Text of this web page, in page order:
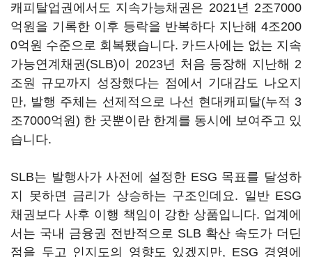
캐피탈업권에서도 지속가능채권은 2021년 2조7000
억원을 기록한 이후 등락을 반복하다 지난해 4조200
0억원 수준으로 회복됐습니다. 카드사에는 없는 지속
가능연계채권(SLB)이 2023년 처음 등장해 지난해 2
조원 규모까지 성장했다는 점에서 기대감도 나오지
만, 발행 주체는 선제적으로 나선 현대캐피탈(누적 3
조7000억원) 한 곳뿐이란 한계를 동시에 보여주고 있
습니다.
SLB는 발행사가 사전에 설정한 ESG 목표를 달성하
지 못하면 금리가 상승하는 구조인데요. 일반 ESG
채권보다 사후 이행 책임이 강한 상품입니다. 업계에
서는 국내 금융권 전반적으로 SLB 확산 속도가 더딘
점을 두고 인지도의 영향도 있겠지만, ESG 경영에